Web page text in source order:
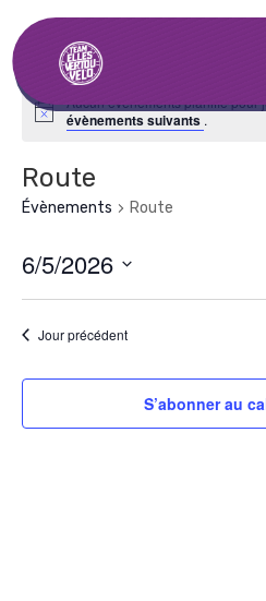
Aucun évènements planifié pour
évènements suivants .
Route
Évènements Route
6/5/2026
Sélectionnez
date.
Jour précédent
S’abonner au